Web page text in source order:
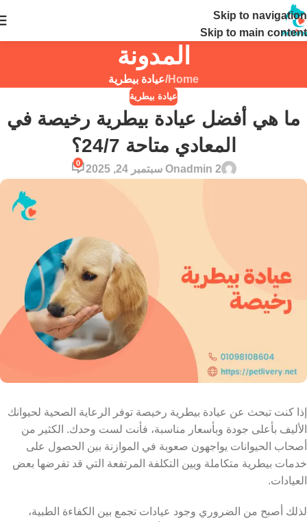
Skip to navigation
Skip to main content
المدونة
Home
/عيادة بيطرية
عيادة بيطرية
ما هي أفضل عيادة بيطرية رخيصة في
المعادي متاحة 24/7؟
admin 2On سبتمبر 24, 2025
0
إذا كنت تبحث عن عيادة بيطرية رخيصة توفر الرعاية الصحية لحيوانك
الأليف بأعلى جودة وبأسعار مناسبة، فأنت لست وحدك. الكثير من
أصحاب الحيوانات يواجهون صعوبة في الموازنة بين الحصول على
خدمات بيطرية متكاملة وبين التكلفة المرتفعة التي قد تفرضها بعض
العيادات.
لذلك أصبح من الضروري وجود عيادات تجمع بين الكفاءة الطبية،